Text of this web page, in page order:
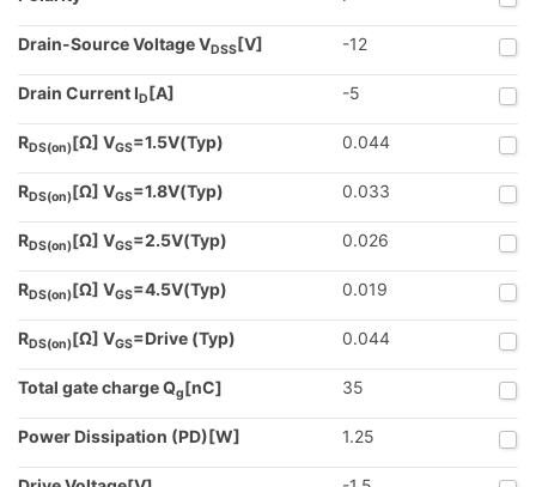
Drain-Source Voltage VDSS[V] -12
Drain Current ID[A] -5
RDS(on)[Ω] VGS=1.5V(Typ) 0.044
RDS(on)[Ω] VGS=1.8V(Typ) 0.033
RDS(on)[Ω] VGS=2.5V(Typ) 0.026
RDS(on)[Ω] VGS=4.5V(Typ) 0.019
RDS(on)[Ω] VGS=Drive (Typ) 0.044
Total gate charge Qg[nC] 35
Power Dissipation (PD)[W] 1.25